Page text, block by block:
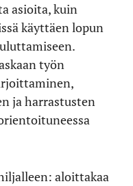
asioita, kuin
käyttäen lopun
työn
ja harrastusten
aloittakaa